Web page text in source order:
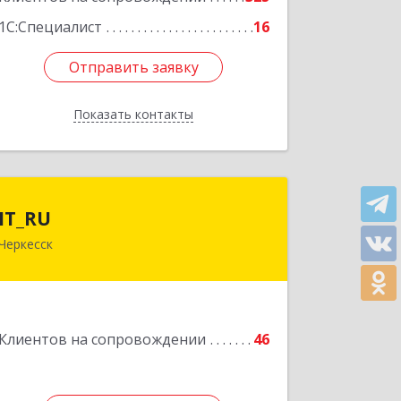
1С:Специалист
16
Отправить заявку
Показать контакты
Отправить заявку
Назад
IT_RU
Клиентов на сопровождении 46